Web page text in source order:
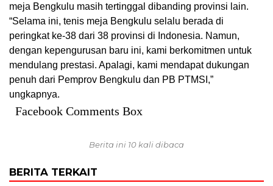
meja Bengkulu masih tertinggal dibanding provinsi lain.
“Selama ini, tenis meja Bengkulu selalu berada di
peringkat ke-38 dari 38 provinsi di Indonesia. Namun,
dengan kepengurusan baru ini, kami berkomitmen untuk
mendulang prestasi. Apalagi, kami mendapat dukungan
penuh dari Pemprov Bengkulu dan PB PTMSI,”
ungkapnya.
Facebook Comments Box
Berita ini 10 kali dibaca
BERITA TERKAIT